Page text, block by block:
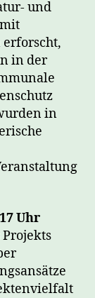
steigern
und
in der
in
Uhr